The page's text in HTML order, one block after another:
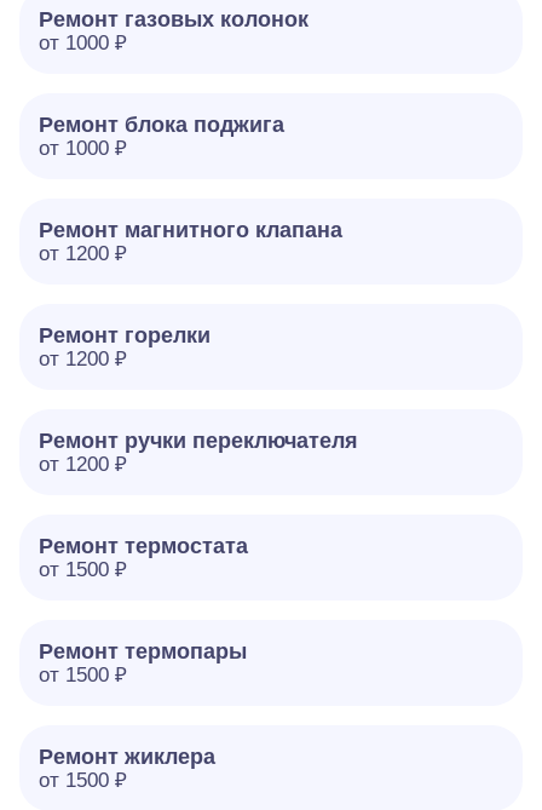
Ремонт газовых колонок
от 1000 ₽
Ремонт блока поджига
от 1000 ₽
Ремонт магнитного клапана
от 1200 ₽
Ремонт горелки
от 1200 ₽
Ремонт ручки переключателя
от 1200 ₽
Ремонт термостата
от 1500 ₽
Ремонт термопары
от 1500 ₽
Ремонт жиклера
от 1500 ₽